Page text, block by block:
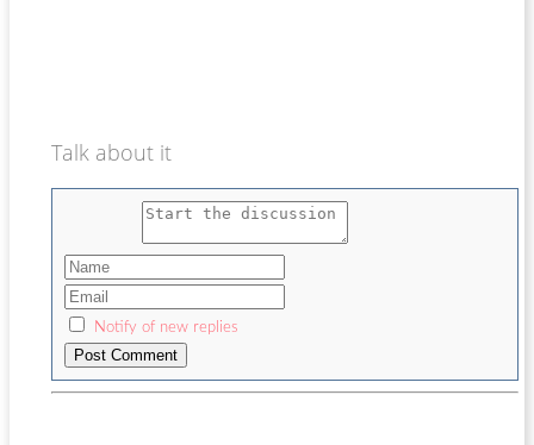
Talk about it
Notify of new replies